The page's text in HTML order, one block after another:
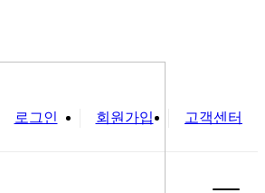
로그인 회원가입 고객센터